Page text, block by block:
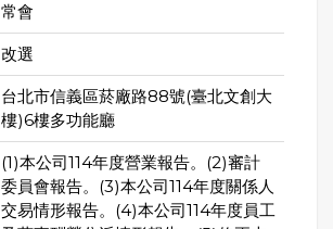
常會
改選
台北市信義區菸廠路88號(臺北文創大
樓)6樓多功能廳
(1)本公司114年度營業報告。(2)審計
委員會報告。(3)本公司114年度關係人
交易情形報告。(4)本公司114年度員工